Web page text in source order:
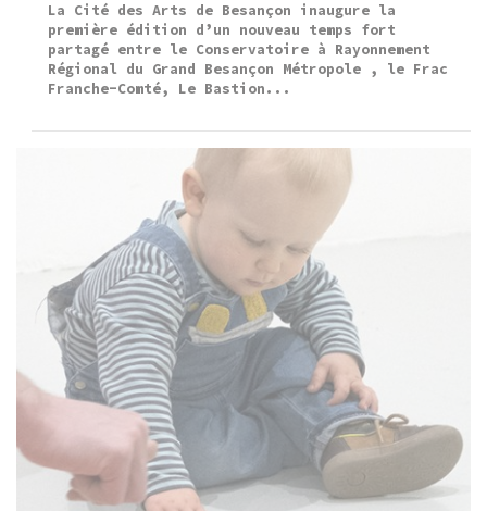
La Cité des Arts de Besançon inaugure la
première édition d’un nouveau temps fort
partagé entre le Conservatoire à Rayonnement
Régional du Grand Besançon Métropole , le Frac
Franche-Comté, Le Bastion...